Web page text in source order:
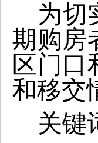
为切
期购房
区门
和移交
关键